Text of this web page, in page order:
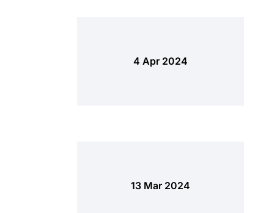
4 Apr 2024
13 Mar 2024